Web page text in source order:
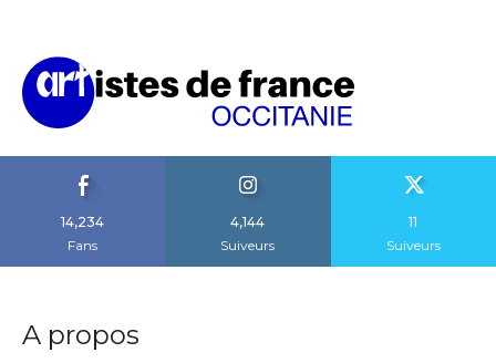
14,234
Fans
4,144
Suiveurs
11
Suiveurs
A propos